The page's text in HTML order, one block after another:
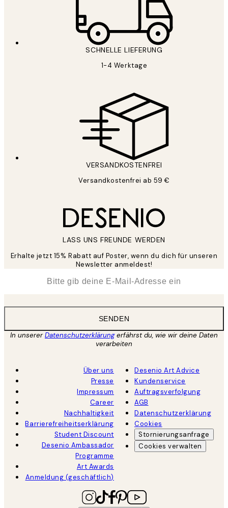
SCHNELLE LIEFERUNG
1-4 Werktage
VERSANDKOSTENFREI
Versandkostenfrei ab 59 €
LASS UNS FREUNDE WERDEN
Erhalte jetzt 15% Rabatt auf Poster, wenn du dich für unseren
Newsletter anmeldest!
SENDEN
In unsererDatenschutzerklärungerfährst du, wie wir deine Daten
verarbeiten
Über uns
Presse
Impressum
Career
Nachhaltigkeit
Barrierefreiheitserklärung
Student Discount
Desenio Ambassador
Programme
Art Awards
Anmeldung (geschäftlich)
Desenio Art Advice
Kundenservice
Auftragsverfolgung
AGB
Datenschutzerklärung
Cookies
Stornierungsanfrage
Cookies verwalten